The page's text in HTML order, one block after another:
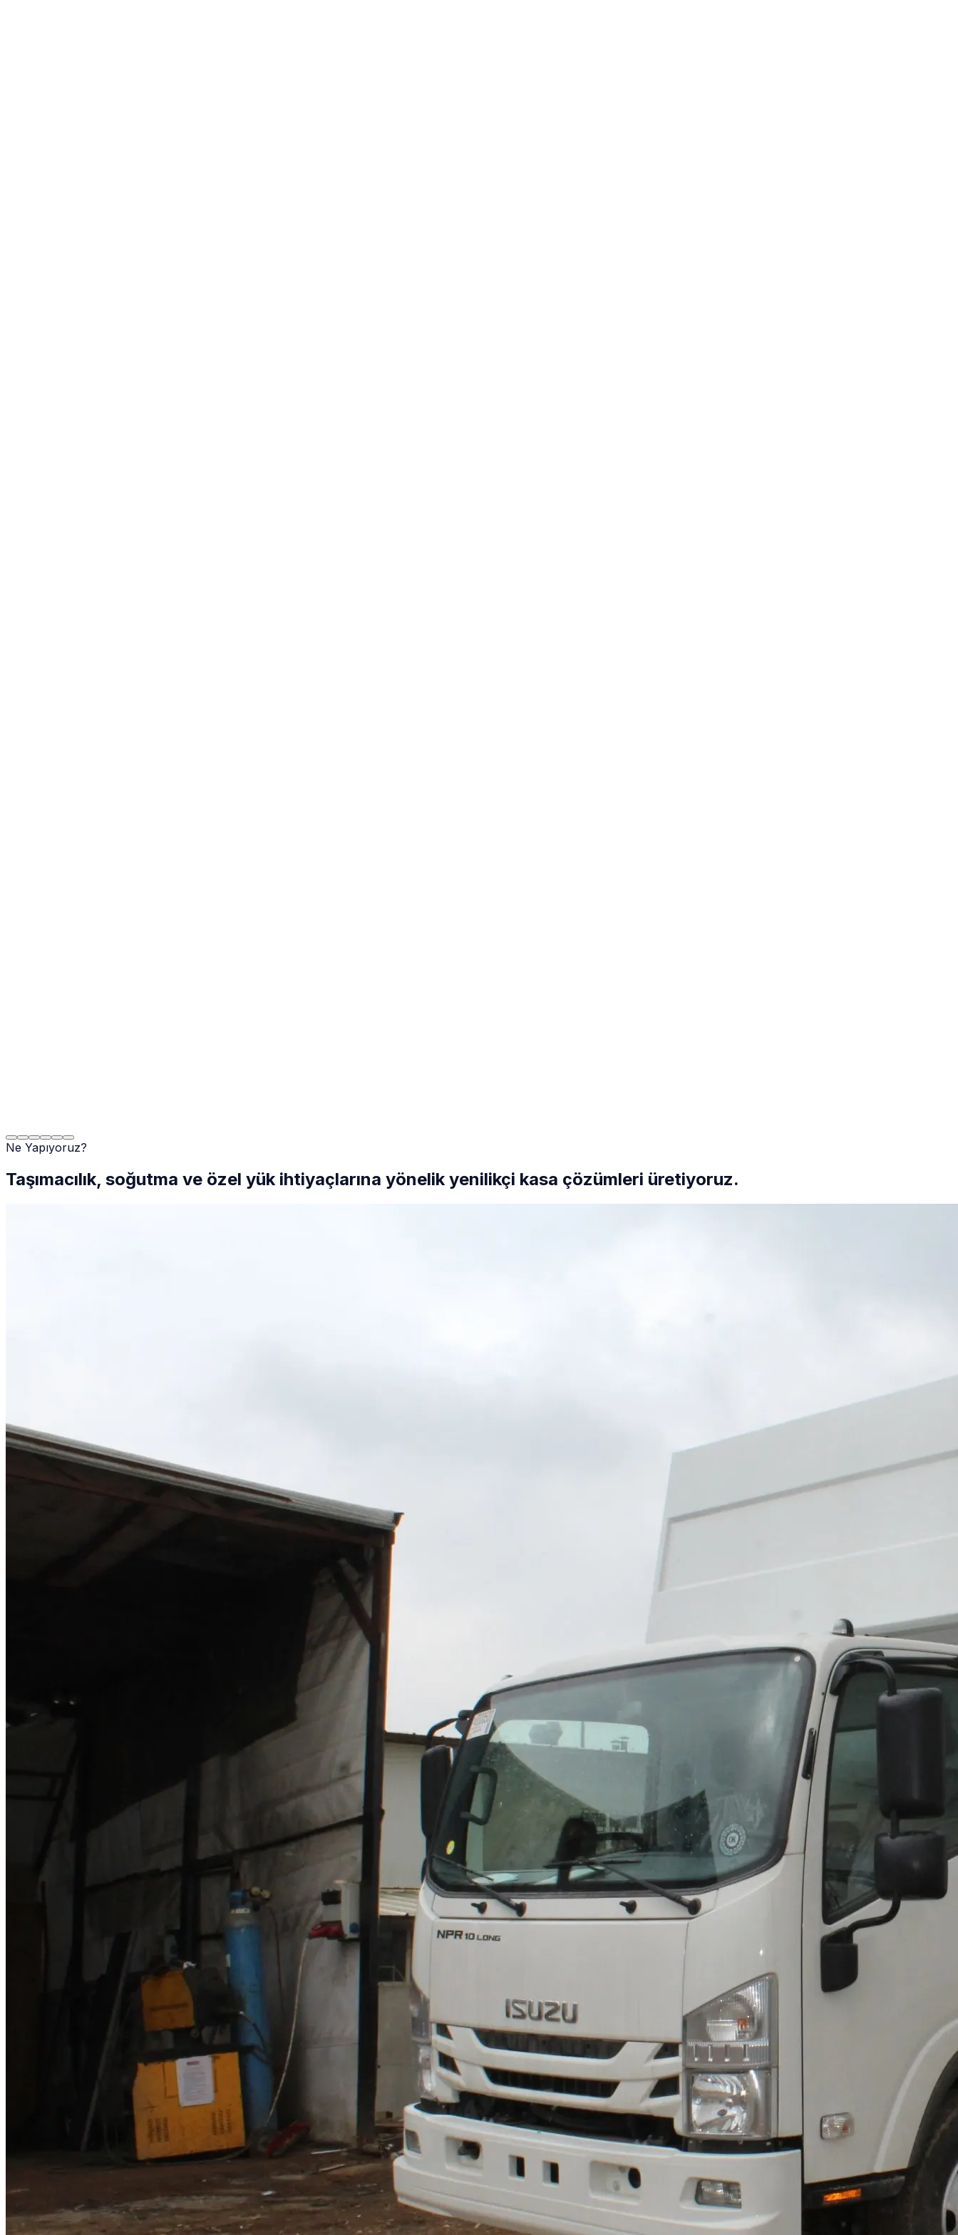
Ne Yapıyoruz?
Taşımacılık, soğutma ve özel yük ihtiyaçlarına yönelik yenilikçi kasa çözümleri üretiyoruz.